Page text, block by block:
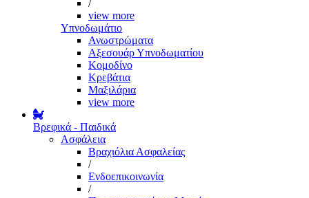
/
view more
Υπνοδωμάτιο
Ανωστρώματα
Αξεσουάρ Υπνοδωματίου
Κομοδίνο
Κρεβάτια
Μαξιλάρια
view more
Βρεφικά - Παιδικά
Ασφάλεια
Βραχιόλια Ασφαλείας
/
Ενδοεπικοινωνία
/